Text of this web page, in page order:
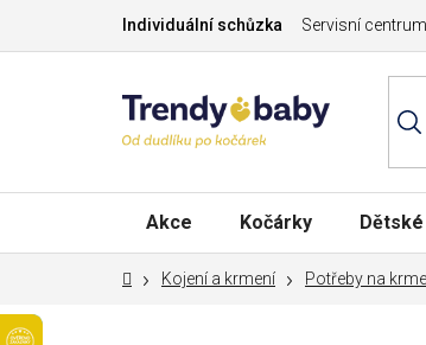
Individuální schůzka Servisní centrum
Akce Kočárky
DomůKojení a krmení Potřeby na